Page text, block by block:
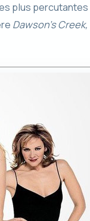
plus
Dawson’s Creek,